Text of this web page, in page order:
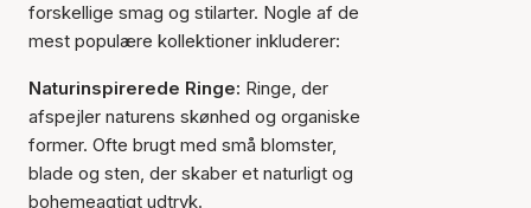
forskellige smag og stilarter. Nogle af de
mest populære kollektioner inkluderer:
Naturinspirerede Ringe: Ringe, der
afspejler naturens skønhed og organiske
former. Ofte brugt med små blomster,
blade og sten, der skaber et naturligt og
bohemeagtigt udtryk.